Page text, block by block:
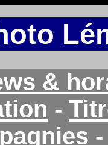
&
-